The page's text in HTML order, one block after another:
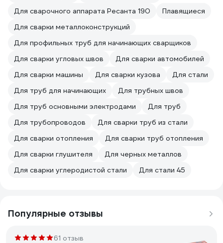
Для сварочного аппарата Ресанта 190
Плавящиеся
Для сварки металлоконструкций
Для профильных труб для начинающих сварщиков
Для сварки угловых швов
Для сварки автомобилей
Для сварки машины
Для сварки кузова
Для стали
Для труб для начинающих
Для трубных швов
Для труб основными электродами
Для труб
Для трубопроводов
Для сварки труб из стали
Для сварки отопления
Для сварки труб отопления
Для сварки глушителя
Для черных металлов
Для сварки углеродистой стали
Для стали 45
Популярные отзывы
61 отзыв